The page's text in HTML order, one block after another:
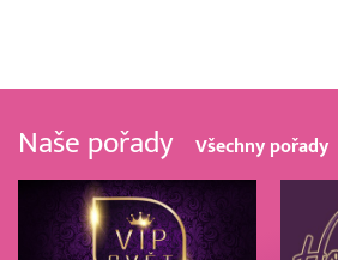
Naše pořady Všechny pořady